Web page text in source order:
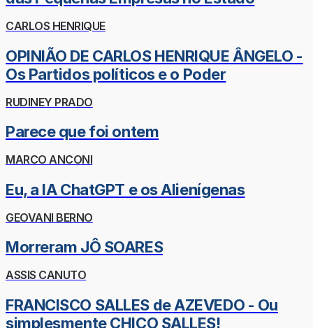
CARLOS HENRIQUE
OPINIÃO DE CARLOS HENRIQUE ÂNGELO -
Os Partidos políticos e o Poder
RUDINEY PRADO
Parece que foi ontem
MARCO ANCONI
Eu, a IA ChatGPT e os Alienígenas
GEOVANI BERNO
Morreram JÔ SOARES
ASSIS CANUTO
FRANCISCO SALLES de AZEVEDO - Ou
simplesmente CHICO SALLES!